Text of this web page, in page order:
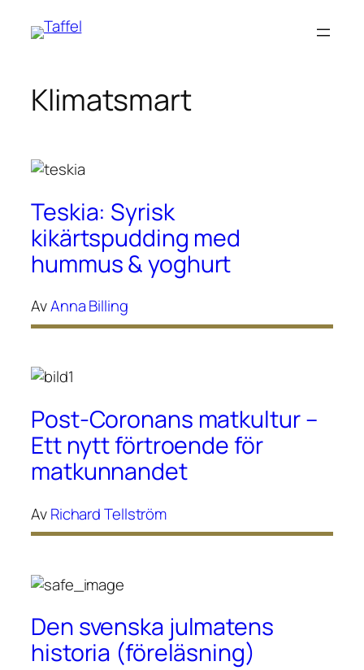
Hoppa
Klimatsmart
Teskia: Syrisk
kikärtspudding med
hummus & yoghurt
AvAnna Billing
Post-Coronans matkultur –
Ett nytt förtroende för
matkunnandet
AvRichard Tellström
Den svenska julmatens
historia (föreläsning)